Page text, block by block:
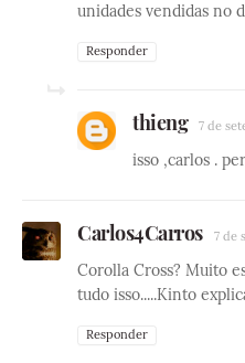
unidades vendidas no
Responder
thieng 7 de
isso ,carlos .
Carlos4Carros 7 de
Corolla Cross? Muito
tudo isso.....Kinto
Responder